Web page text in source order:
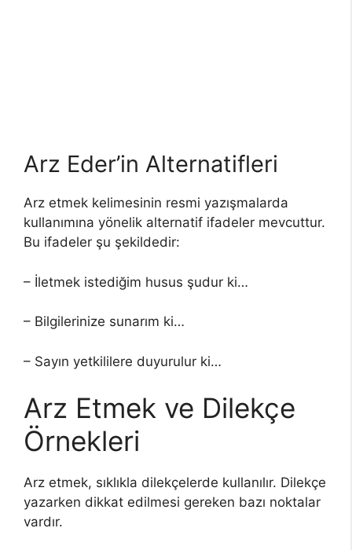
Arz Eder’in Alternatifleri
Arz etmek kelimesinin resmi yazışmalarda
kullanımına yönelik alternatif ifadeler mevcuttur.
Bu ifadeler şu şekildedir:
– İletmek istediğim husus şudur ki…
– Bilgilerinize sunarım ki…
– Sayın yetkililere duyurulur ki…
Arz Etmek ve Dilekçe
Örnekleri
Arz etmek, sıklıkla dilekçelerde kullanılır. Dilekçe
yazarken dikkat edilmesi gereken bazı noktalar
vardır.